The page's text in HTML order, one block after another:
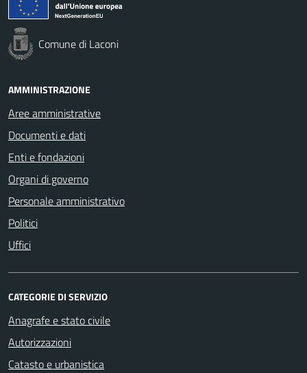
Comune di Laconi
AMMINISTRAZIONE
Aree amministrative
Documenti e dati
Enti e fondazioni
Organi di governo
Personale amministrativo
Politici
Uffici
CATEGORIE DI SERVIZIO
Anagrafe e stato civile
Autorizzazioni
Catasto e urbanistica